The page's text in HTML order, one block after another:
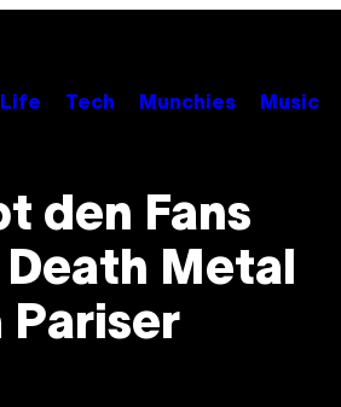
Life Tech Munchies Music
den Fans
Metal
Pariser